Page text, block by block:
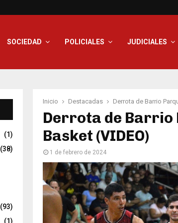
SOCIEDAD POLICIALES JUDICIALES
Inicio Destacadas Derrota de Barrio
Derrota de Barrio
Basket (VIDEO)
1 de febrero de 2024
(1)
(38)
(93)
(1)